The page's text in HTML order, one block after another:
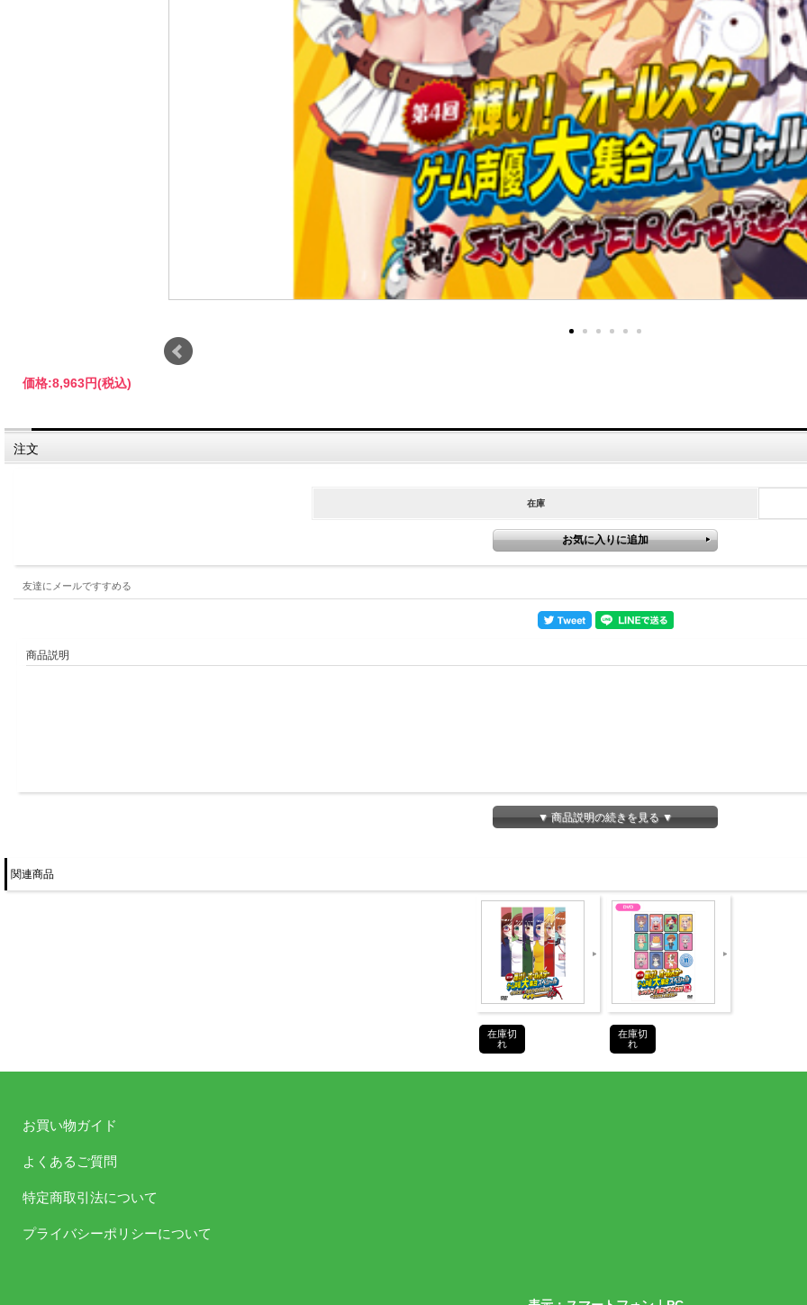
価格:8,963円(税込)
注文
在庫
友達にメールですすめる
商品説明
商品紹介
最強の美少女ゲーム声優ペアを決めるERG学園の伝統行事、『天下イキERG武道会』を開催！！
最強の美少女ゲーム声優ペアに輝くのは果たして…
今ここに、美少女ゲームラジオリスナーのアソコを熱くする戦いの膜が切って落とされる…！！！
また、今回は特別出演として桃井穂美さんにナレーターとして出演していただき、
▼ 商品説明の続きを見る ▼
関連商品
在庫切
れ
在庫切
れ
お買い物ガイド
よくあるご質問
特定商取引法について
プライバシーポリシーについて